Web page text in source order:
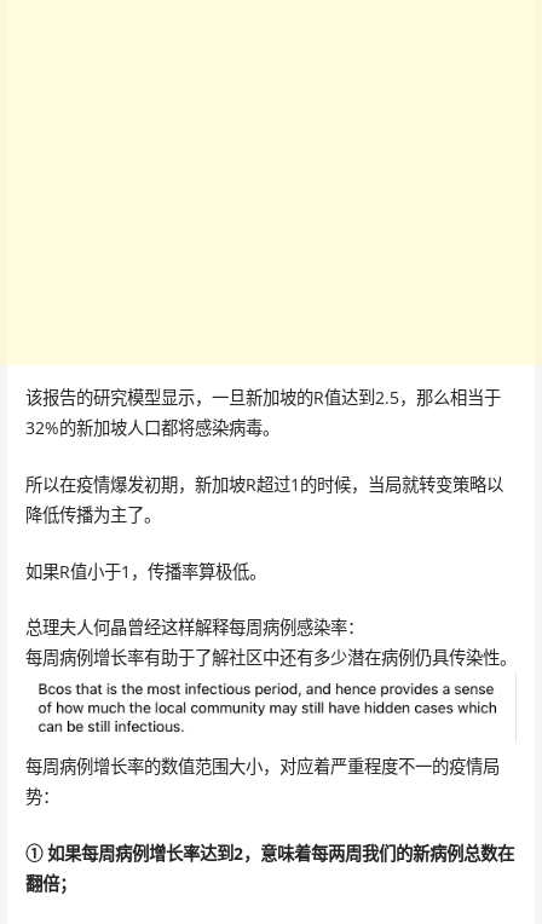
该报告的研究模型显示，一旦新加坡的R值达到2.5，那么相当于
32%的新加坡人口都将感染病毒。
所以在疫情爆发初期，新加坡R超过1的时候，当局就转变策略以
降低传播为主了。
如果R值小于1，传播率算极低。
总理夫人何晶曾经这样解释每周病例感染率：
每周病例增长率有助于了解社区中还有多少潜在病例仍具传染性。
每周病例增长率的数值范围大小，对应着严重程度不一的疫情局
势：
① 如果每周病例增长率达到2，意味着每两周我们的新病例总数在
翻倍；